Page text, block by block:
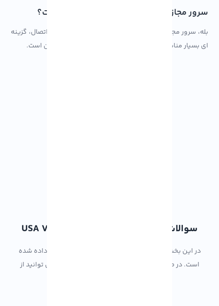
سرور مجازی آمریکا برای گیمینگ مناسب است؟
بله، سرور مجازی آمریکا به دلیل پینگ پایین و سرعت بالا اتصال، گزینه
ای بسیار مناسب برای سرورهای گیمینگ و بازی های آنلاین است.
سوالات متداول کاربران از سرویس USA VPS
در این بخش به سوالات متداول شما کاربران عزیز پاسخ داده شده
است. در صورتی که سوال شما در لیست وجود ندارد می توانید از